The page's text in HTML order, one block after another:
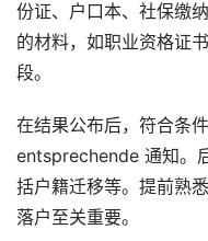
份证、户口本、社保缴
的材料，如职业资格证
段。
在结果公布后，符合条
entsprechende 通知。
括户籍迁移等。提前熟
落户至关重要。